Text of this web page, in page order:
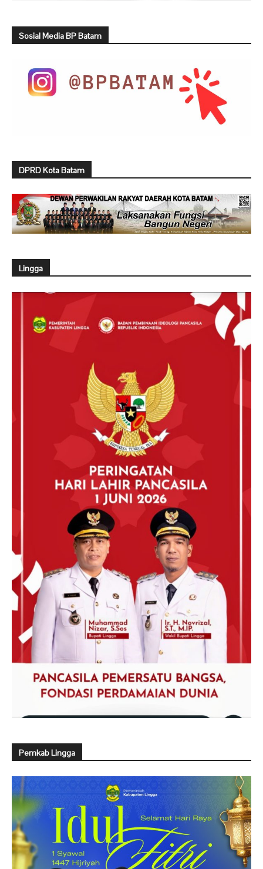
Sosial Media BP Batam
DPRD Kota Batam
Lingga
Pemkab Lingga